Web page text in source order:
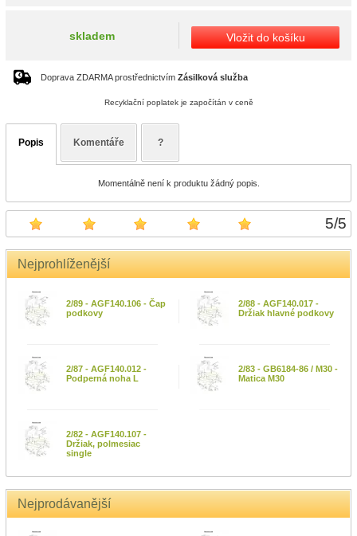
5/5
Nejprohlíženější
2/89 - AGF140.106 - Čap
podkovy
2/88 - AGF140.017 -
Držiak hlavné podkovy
2/87 - AGF140.012 -
Podperná noha L
2/83 - GB6184-86 / M30 -
Matica M30
2/82 - AGF140.107 -
Držiak, polmesiac
single
Nejprodávanější
skladem Vložit do košíku
Doprava ZDARMA prostřednictvím Zásilková služba
Recyklační poplatek je započítán v ceně
Popis Komentáře ?
Momentálně není k produktu žádný popis.